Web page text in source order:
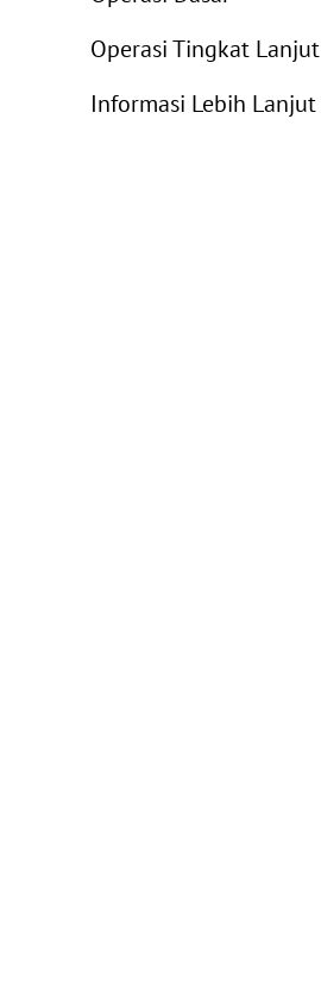
Operasi Tingkat Lanjut
Informasi Lebih Lanjut